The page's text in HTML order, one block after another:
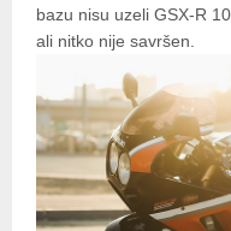
bazu nisu uzeli GSX-R
ali nitko nije savršen.